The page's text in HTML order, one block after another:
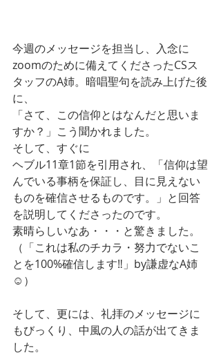
今週のメッセージを担当し、入念に
zoomのために備えてくださったCSス
タッフのA姉。暗唱聖句を読み上げた後
に、
「さて、この信仰とはなんだと思いま
すか？」こう聞かれました。
そして、すぐに
ヘブル11章1節を引用され、「信仰は望
んでいる事柄を保証し、目に見えない
ものを確信させるものです。」と回答
を説明してくださったのです。
素晴らしいなあ・・・と驚きました。
（「これは私のチカラ・努力でないこ
とを100%確信します‼️」by謙虚なA姉
☺️）
そして、更には、礼拝のメッセージに
もびっくり、中風の人の話が出てきま
した。